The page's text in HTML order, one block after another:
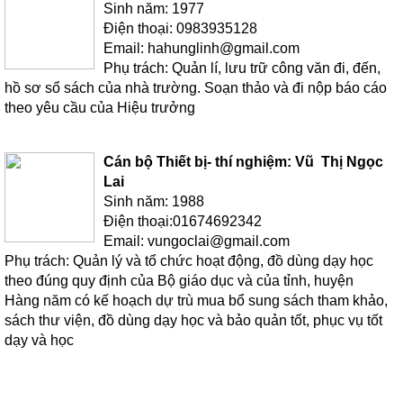
Sinh năm: 1977
Điện thoại: 0983935128
Email: hahunglinh@gmail.com
Phụ trách: Quản lí, lưu trữ công văn đi, đến,
hồ sơ sổ sách của nhà trường. Soạn thảo và đi nộp báo cáo
theo yêu cầu của Hiệu trưởng
Cán bộ Thiết bị- thí nghiệm: Vũ Thị Ngọc
Lai
Sinh năm: 1988
Điện thoại:01674692342
Email: vungoclai@gmail.com
Phụ trách: Quản lý và tổ chức hoạt động, đồ dùng dạy học
theo đúng quy định của Bộ giáo dục và của tỉnh, huyện
Hàng năm có kế hoạch dự trù mua bổ sung sách tham khảo,
sách thư viện, đồ dùng dạy học và bảo quản tốt, phục vụ tốt
dạy và học